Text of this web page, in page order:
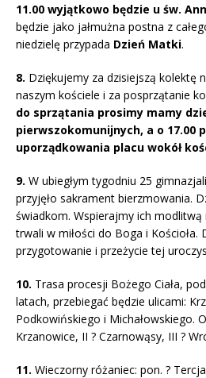
11.00 wyjątkowo będzie u św.
będzie jako jałmużna postna z
niedzielę przypada Dzień Matki.
8. Dziękujemy za dzisiejszą kolektę
naszym kościele i za posprzątanie
do sprzątania prosimy mamy
pierwszokomunijnych, a o 17.00
uporządkowania placu wokół
9. W ubiegłym tygodniu 25
przyjęło sakrament bierzmowania.
świadkom. Wspierajmy ich modlitwą
trwali w miłości do Boga i Kościoła.
przygotowanie i przeżycie tej
10. Trasa procesji Bożego Ciała,
latach, przebiegać będzie ulicami:
Podkowińskiego i Michałowskiego.
Krzanowice, II ? Czarnowąsy, III ?
11. Wieczorny różaniec: pon. ?